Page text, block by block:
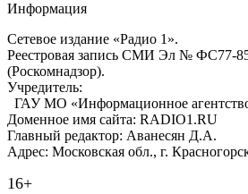
Информация
Сетевое издание «Радио 1».
Реестровая запись СМИ Эл № ФС77-
(Роскомнадзор).
Учредитель:
ГАУ МО «Информационное
Доменное имя сайта: RADIO1.RU
Главный редактор: Аванесян Д.А.
Адрес: Московская обл., г.
16+